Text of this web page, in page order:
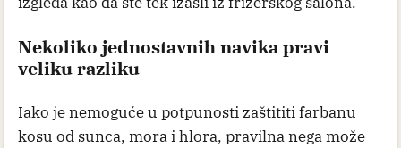
Nekoliko jednostavnih navika pravi
veliku razliku
Iako je nemoguće u potpunosti zaštititi farbanu
kosu od sunca, mora i hlora, pravilna nega može